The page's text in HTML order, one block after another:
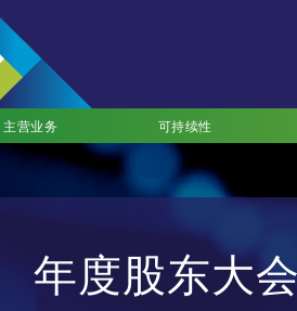
主营业务 可持续性
年度股东大